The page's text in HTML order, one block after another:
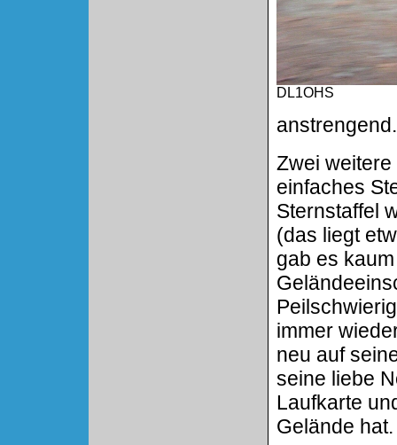
DL1OHS
anstrengend.
Zwei
einfaches
Sternstaffel
(das liegt
gab es
immer
neu auf
seine liebe
Laufkarte
Gelände hat.